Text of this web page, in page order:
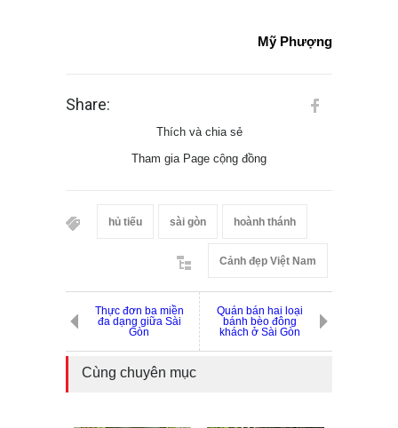
Mỹ Phượng
Share:
Thích và chia sẻ
Tham gia Page cộng đồng
hủ tiếu sài gòn hoành thánh
Cảnh đẹp Việt Nam
Thực đơn ba miền
đa dạng giữa Sài
Gòn
Quán bán hai loại
bánh bèo đông
khách ở Sài Gòn
Cùng chuyên mục